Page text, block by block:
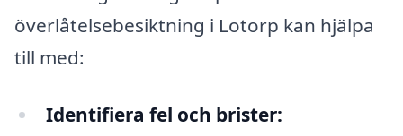
överlåtelsebesiktning i Lotorp kan hjälpa
till med:
Identifiera fel och brister: